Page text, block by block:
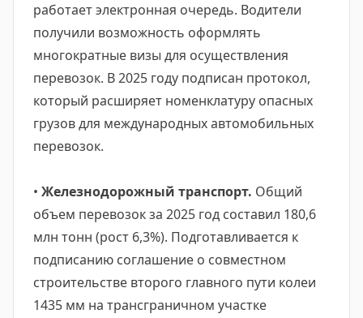
работает электронная очередь. Водители
получили возможность оформлять
многократные визы для осуществления
перевозок. В 2025 году подписан протокол,
который расширяет номенклатуру опасных
грузов для международных автомобильных
перевозок.
• Железнодорожный транспорт. Общий
объем перевозок за 2025 год составил 180,6
млн тонн (рост 6,3%). Подготавливается к
подписанию соглашение о совместном
строительстве второго главного пути колеи
1435 мм на трансграничном участке